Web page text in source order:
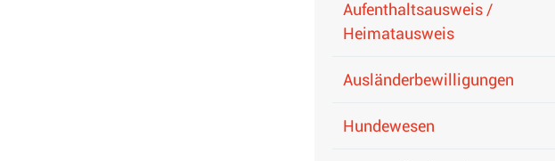
Aufenthaltsausweis /
Heimatausweis
Ausländerbewilligungen
Hundewesen